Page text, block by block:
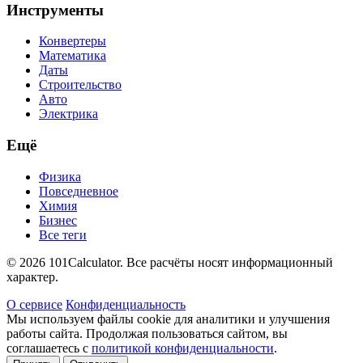
Инструменты
Конвертеры
Математика
Даты
Строительство
Авто
Электрика
Ещё
Физика
Повседневное
Химия
Бизнес
Все теги
© 2026 101Calculator. Все расчёты носят информационный
характер.
О сервисе Конфиденциальность
Мы используем файлы cookie для аналитики и улучшения
работы сайта. Продолжая пользоваться сайтом, вы
соглашаетесь с политикой конфиденциальности.